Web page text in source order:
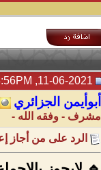
أبوأيمن الجزائري
مشرف - وفقه الله -
الرد على من أجاز